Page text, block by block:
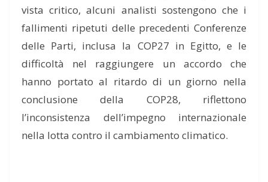
vista critico, alcuni analisti sostengono che i
fallimenti ripetuti delle precedenti Conferenze
delle Parti, inclusa la COP27 in Egitto, e le
difficoltà nel raggiungere un accordo che
hanno portato al ritardo di un giorno nella
conclusione della COP28, riflettono
l’inconsistenza dell’impegno internazionale
nella lotta contro il cambiamento climatico.